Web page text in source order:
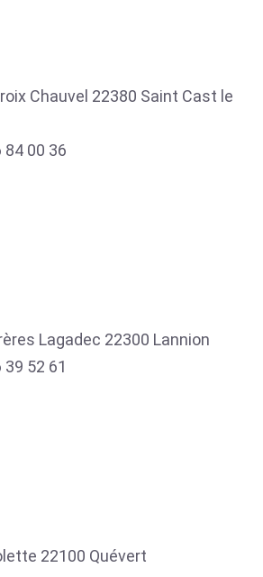
Chauvel 22380 Saint Cast le
84 00 36
Lagadec 22300 Lannion
39 52 61
22100 Quévert